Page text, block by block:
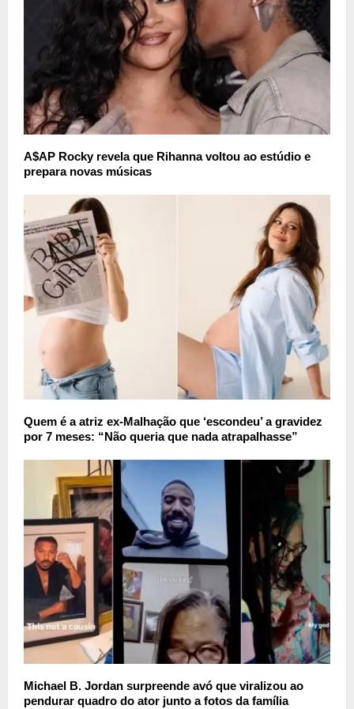
A$AP Rocky revela que Rihanna voltou ao estúdio e
prepara novas músicas
Quem é a atriz ex-Malhação que ‘escondeu’ a gravidez
por 7 meses: “Não queria que nada atrapalhasse”
Michael B. Jordan surpreende avó que viralizou ao
pendurar quadro do ator junto a fotos da família